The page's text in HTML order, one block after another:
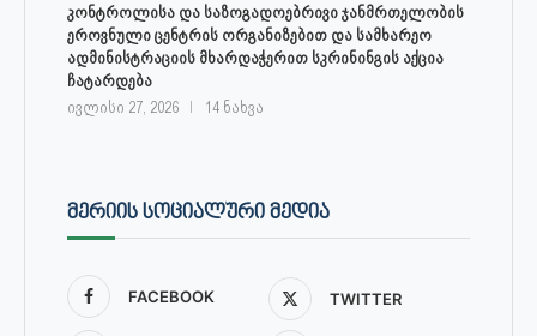
კონტროლისა და საზოგადოებრივი ჯანმრთელობის
ეროვნული ცენტრის ორგანიზებით და სამხარეო
ადმინისტრაციის მხარდაჭერით სკრინინგის აქცია
ჩატარდება
ივლისი 27, 2026 14 ნახვა
ᲛᲔᲠᲘᲘᲡ ᲡᲝᲪᲘᲐᲚᲣᲠᲘ ᲛᲔᲓᲘᲐ
FACEBOOK TWITTER